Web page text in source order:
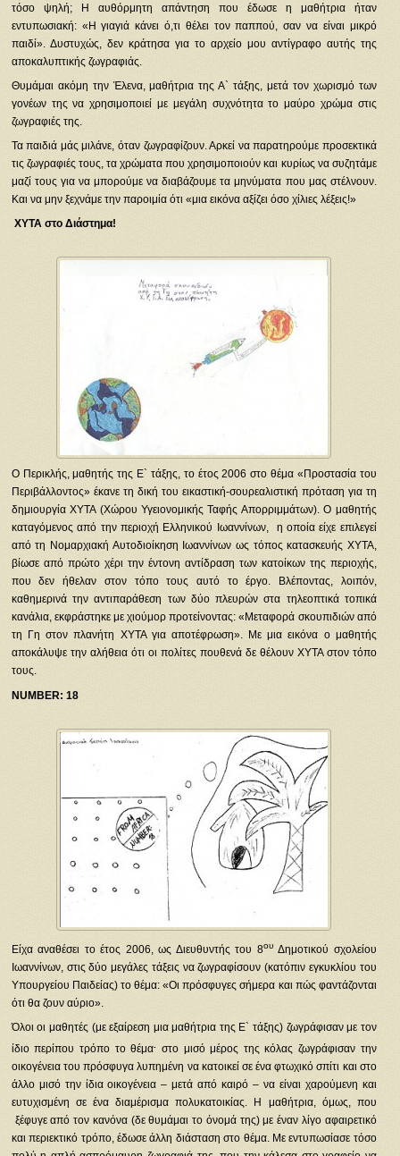
τόσο ψηλή; Η αυθόρμητη απάντηση που έδωσε η μαθήτρια ήταν
εντυπωσιακή: «Η γιαγιά κάνει ό,τι θέλει τον παππού, σαν να είναι μικρό
παιδί». Δυστυχώς, δεν κράτησα για το αρχείο μου αντίγραφο αυτής της
αποκαλυπτικής ζωγραφιάς.
Θυμάμαι ακόμη την Έλενα, μαθήτρια της Α` τάξης, μετά τον χωρισμό των
γονέων της να χρησιμοποιεί με μεγάλη συχνότητα το μαύρο χρώμα στις
ζωγραφιές της.
Τα παιδιά μάς μιλάνε, όταν ζωγραφίζουν. Αρκεί να παρατηρούμε προσεκτικά
τις ζωγραφιές τους, τα χρώματα που χρησιμοποιούν και κυρίως να συζητάμε
μαζί τους για να μπορούμε να διαβάζουμε τα μηνύματα που μας στέλνουν.
Και να μην ξεχνάμε την παροιμία ότι «μια εικόνα αξίζει όσο χίλιες λέξεις!»
ΧΥΤΑ στο Διάστημα!
Ο Περικλής, μαθητής της Ε` τάξης, το έτος 2006 στο θέμα «Προστασία του
Περιβάλλοντος» έκανε τη δική του εικαστική-σουρεαλιστική πρόταση για τη
δημιουργία ΧΥΤΑ (Χώρου Υγειονομικής Ταφής Απορριμμάτων). Ο μαθητής
καταγόμενος από την περιοχή Ελληνικού Ιωαννίνων, η οποία είχε επιλεγεί
από τη Νομαρχιακή Αυτοδιοίκηση Ιωαννίνων ως τόπος κατασκευής ΧΥΤΑ,
βίωσε από πρώτο χέρι την έντονη αντίδραση των κατοίκων της περιοχής,
που δεν ήθελαν στον τόπο τους αυτό το έργο. Βλέποντας, λοιπόν,
καθημερινά την αντιπαράθεση των δύο πλευρών στα τηλεοπτικά τοπικά
κανάλια, εκφράστηκε με χιούμορ προτείνοντας: «Μεταφορά σκουπιδιών από
τη Γη στον πλανήτη ΧΥΤΑ για αποτέφρωση». Με μια εικόνα ο μαθητής
αποκάλυψε την αλήθεια ότι οι πολίτες πουθενά δε θέλουν ΧΥΤΑ στον τόπο
τους.
NUMBER: 18
Είχα αναθέσει το έτος 2006, ως Διευθυντής του 8ου Δημοτικού σχολείου
Ιωαννίνων, στις δύο μεγάλες τάξεις να ζωγραφίσουν (κατόπιν εγκυκλίου του
Υπουργείου Παιδείας) το θέμα: «Οι πρόσφυγες σήμερα και πώς φαντάζονται
ότι θα ζουν αύριο».
Όλοι οι μαθητές (με εξαίρεση μια μαθήτρια της Ε` τάξης) ζωγράφισαν με τον
ίδιο περίπου τρόπο το θέμα. στο μισό μέρος της κόλας ζωγράφισαν την
οικογένεια του πρόσφυγα λυπημένη να κατοικεί σε ένα φτωχικό σπίτι και στο
άλλο μισό την ίδια οικογένεια – μετά από καιρό – να είναι χαρούμενη και
ευτυχισμένη σε ένα διαμέρισμα πολυκατοικίας. Η μαθήτρια, όμως, που
ξέφυγε από τον κανόνα (δε θυμάμαι το όνομά της) με έναν λίγο αφαιρετικό
και περιεκτικό τρόπο, έδωσε άλλη διάσταση στο θέμα. Με εντυπωσίασε τόσο